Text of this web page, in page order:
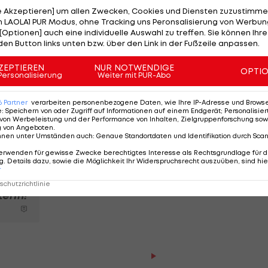
mit 1:2 gegen Union Berlin.
sicher, dass Gladbach mit ihm durch die Krise
indes sehr: "Das Ergebnis ist frustrierend, das hat
stehen neben je einem Sieg und Remis gleich
Pokal-Blamage gegenHannover 96.
Akzeptieren] um allen Zwecken, Cookies und Diensten
PUR Modus, ohne Tracking uns Peronsalisierung von
auch eine individuelle Auswahl zu treffen. Sie können
Button links unten bzw. über den Link in der Fußzeile anpassen.
NUR NOTWENDIGE
Weiter mit PUR-Abo
Partner verarbeiten personenbezogene Daten, wie Ihre IP-Adresse und
: Speichern von oder Zugriff auf Informationen auf einem Endgerät;
Werbeleistung und der Performance von Inhalten, Zielgruppenforschung
von Angeboten
unter Umständen auch: Genaue Standortdaten und Identifikation durch
für gewisse Zwecke berechtigtes Interesse als Rechtsgrundlage für
Details dazu, sowie die Möglichkeit Ihr Widerspruchsrecht auszuüben, sind